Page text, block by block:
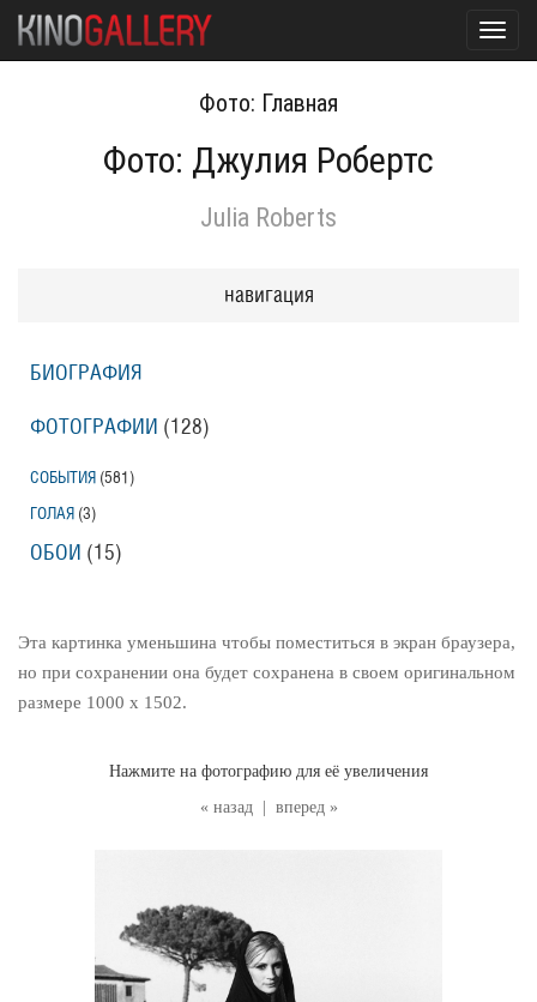
Фото: Главная
Фото: Джулия Робертс
Julia Roberts
« назад вперед »
Нажмите на фотографию для её увеличения
Эта картинка уменьшина чтобы поместиться в экран браузера,
но при сохранении она будет сохранена в своем оригинальном
размере 1000 x 1502.
навигация
БИОГРАФИЯ
ФОТОГРАФИИ (128)
СОБЫТИЯ (581 )
ГОЛАЯ (3)
ОБОИ (15)